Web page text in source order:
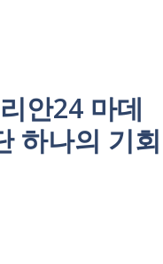
안24 마데
하나의 기회